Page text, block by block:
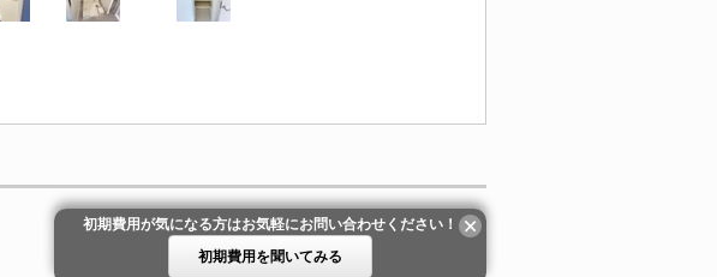
初期費用が気になる方はお気軽にお問い合わせください！
初期費用を聞いてみる